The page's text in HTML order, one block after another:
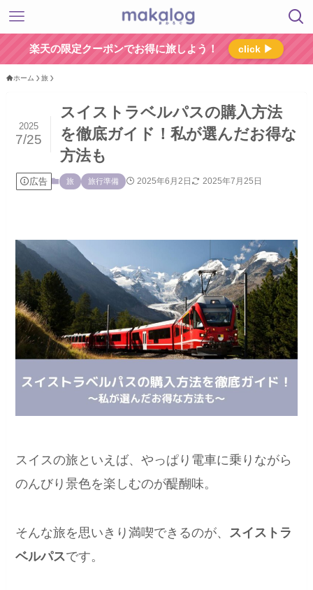
楽天の限定クーポンでお得に旅しよう！ click ▶
ホーム 旅
スイストラベルパスの購入方法
を徹底ガイド！私が選んだお得な
方法も
2025
7/25
広告 旅 旅行準備 2025年6月2日 2025年7月25日
スイスの旅といえば、やっぱり電車に乗りながら
のんびり景色を楽しむのが醍醐味。
そんな旅を思いきり満喫できるのが、 スイストラ
ベルパスです。